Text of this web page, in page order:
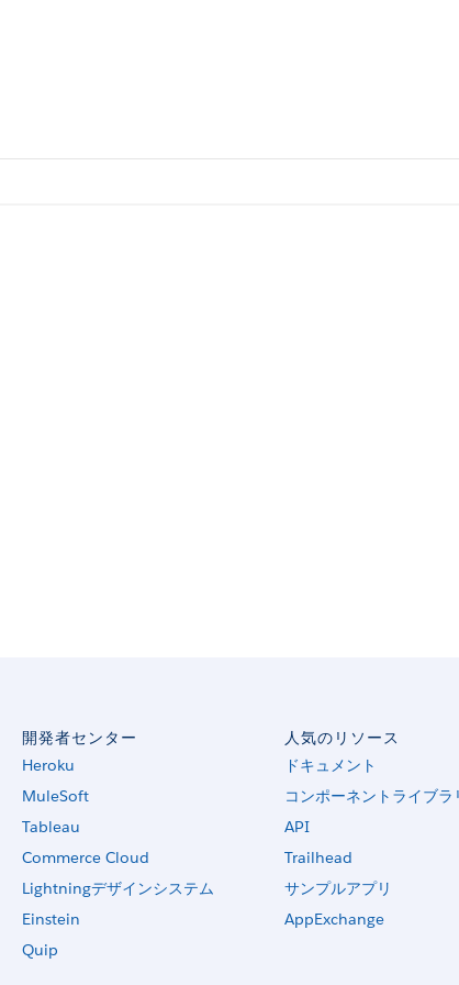
開発者センター
Heroku
MuleSoft
Tableau
Commerce Cloud
Lightningデザインシステム
Einstein
Quip
人気のリソース
ドキュメント
コンポーネントライブラ
API
Trailhead
サンプルアプリ
AppExchange